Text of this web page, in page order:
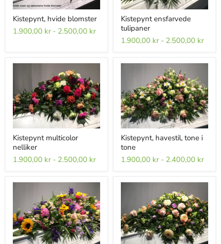
Kistepynt, hvide blomster
1.900,00 kr- 2.500,00 kr
Kistepynt ensfarvede
tulipaner
1.900,00 kr- 2.500,00 kr
Kistepynt multicolor
nelliker
1.900,00 kr- 2.500,00 kr
Kistepynt, havestil, tone i
tone
1.900,00 kr- 2.400,00 kr